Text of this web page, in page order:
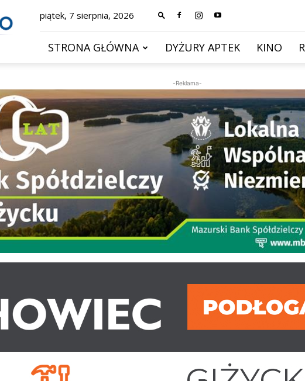
piątek, 7 sierpnia, 2026
STRONA GŁÓWNA DYŻURY APTEK KINO
-Reklama-